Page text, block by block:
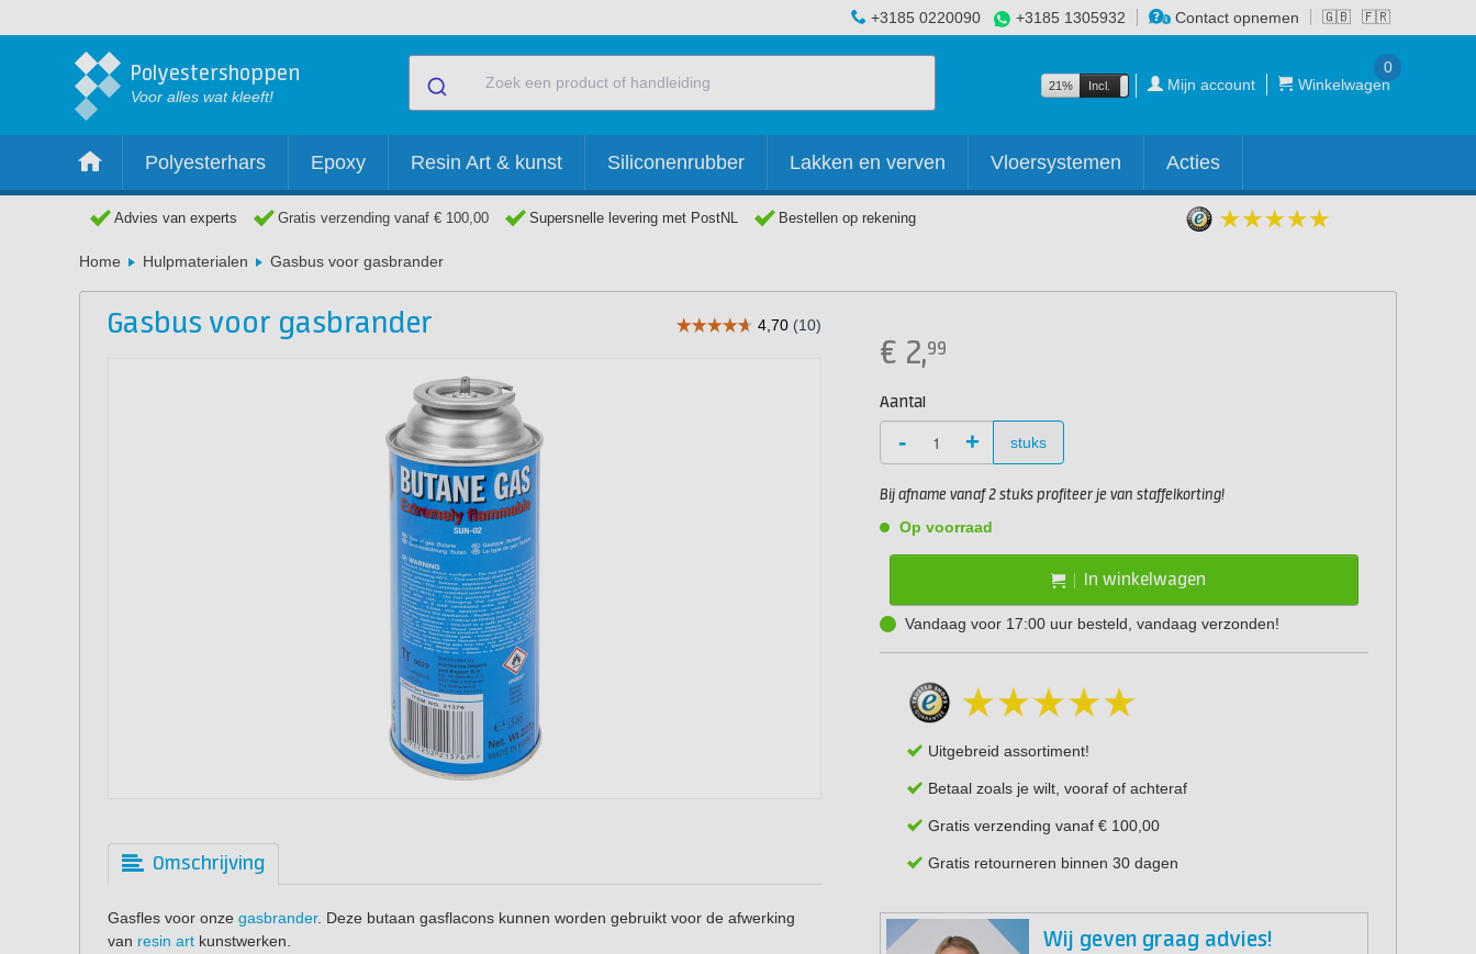
🇬🇧 🇫🇷
+3185 0220090 +3185 1305932 Contact opnemen
Polyestershoppen
Voor alles wat kleeft!
21% Incl. Excl. Mijn account Winkelwagen
0
Polyesterhars Epoxy Resin Art & kunst Siliconenrubber Lakken en verven Vloersystemen Acties
Advies van experts Gratis verzending vanaf € 100,00 Supersnelle levering met PostNL Bestellen op rekening
Home Hulpmaterialen Gasbus voor gasbrander
Gasbus voor gasbrander
Omschrijving
Gasfles voor onze gasbrander. Deze butaan gasflacons kunnen worden gebruikt voor de afwerking
van resin art kunstwerken.
€ 2,99
Aantal
- + stuks
Bij afname vanaf 2 stuks profiteer je van staffelkorting!
Op voorraad
In winkelwagen
Vandaag voor 17:00 uur besteld, vandaag verzonden!
Uitgebreid assortiment!
Betaal zoals je wilt, vooraf of achteraf
Gratis verzending vanaf € 100,00
Gratis retourneren binnen 30 dagen
Wij geven graag advies!